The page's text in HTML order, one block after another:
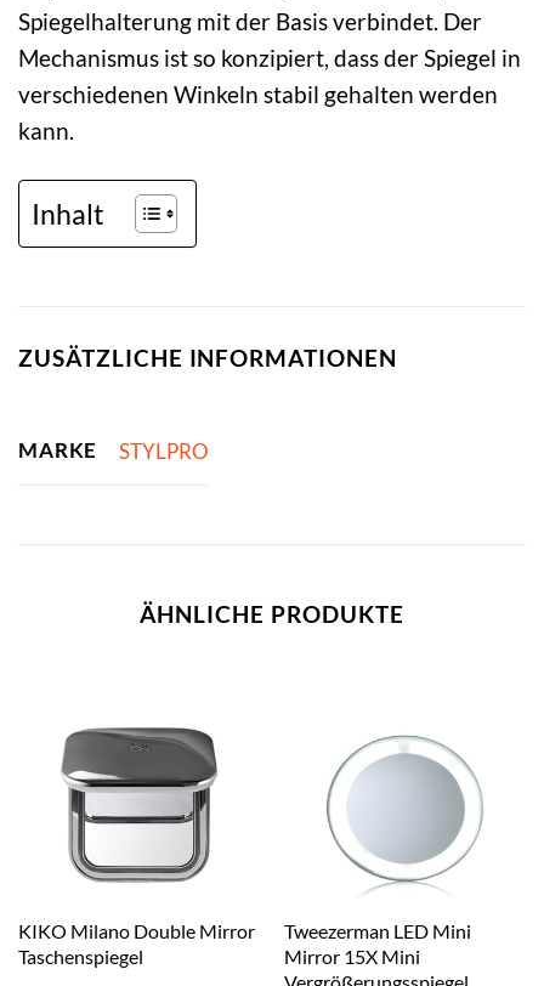
Spiegelhalterung mit der Basis verbindet. Der
Mechanismus ist so konzipiert, dass der Spiegel in
verschiedenen Winkeln stabil gehalten werden
kann.
Inhalt
ZUSÄTZLICHE INFORMATIONEN
MARKE STYLPRO
ÄHNLICHE PRODUKTE
KIKO Milano Double Mirror
Taschenspiegel
Tweezerman LED Mini
Mirror 15X Mini